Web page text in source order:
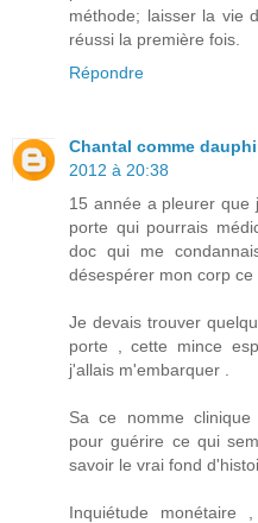
méthode; laisser la vie
réussi la première fois.
Répondre
Chantal comme
2012 à 20:38
15 année a pleurer que
porte qui pourrais
doc qui me
désespérer mon corp ce
Je devais trouver
porte , cette mince
j'allais m'embarquer .
Sa ce nomme
pour guérire ce qui
savoir le vrai fond
Inquiétude monétaire